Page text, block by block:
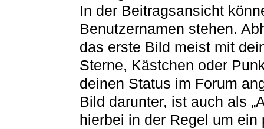
In der Beitragsansicht
Benutzernamen stehen.
das erste Bild meist mit
Sterne, Kästchen oder
deinen Status im Forum
Bild darunter, ist auch als
hierbei in der Regel um